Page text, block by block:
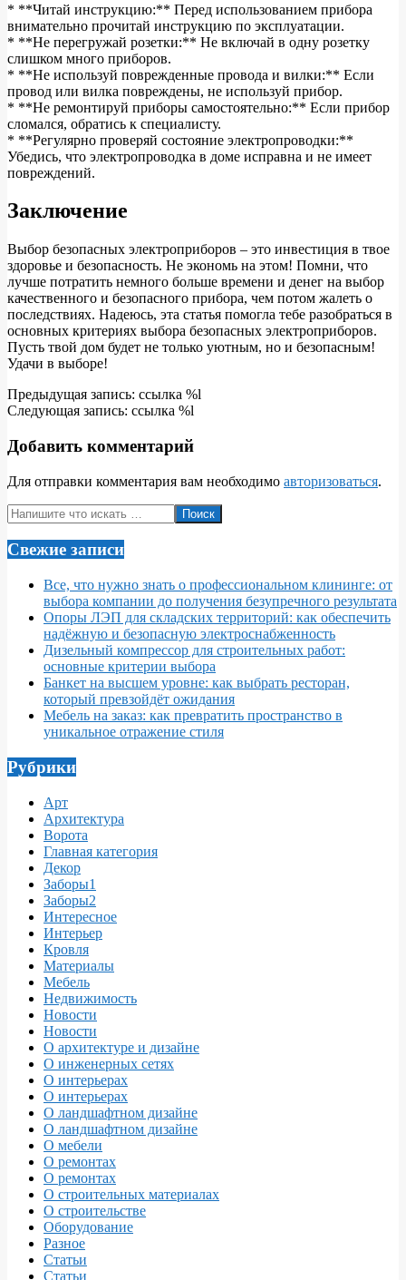
* **Читай инструкцию:** Перед использованием прибора
внимательно прочитай инструкцию по эксплуатации.
* **Не перегружай розетки:** Не включай в одну розетку
слишком много приборов.
* **Не используй поврежденные провода и вилки:** Если
провод или вилка повреждены, не используй прибор.
* **Не ремонтируй приборы самостоятельно:** Если прибор
сломался, обратись к специалисту.
* **Регулярно проверяй состояние электропроводки:**
Убедись, что электропроводка в доме исправна и не имеет
повреждений.
Заключение
Выбор безопасных электроприборов – это инвестиция в твое
здоровье и безопасность. Не экономь на этом! Помни, что
лучше потратить немного больше времени и денег на выбор
качественного и безопасного прибора, чем потом жалеть о
последствиях. Надеюсь, эта статья помогла тебе разобраться в
основных критериях выбора безопасных электроприборов.
Пусть твой дом будет не только уютным, но и безопасным!
Удачи в выборе!
2025-
05-
Предыдущая запись: ссылка %l
Следующая запись: ссылка %l
Добавить комментарий
Для отправки комментария вам необходимо авторизоваться.
Поиск
Свежие записи
Все, что нужно знать о профессиональном клининге: от
выбора компании до получения безупречного результата
Опоры ЛЭП для складских территорий: как обеспечить
надёжную и безопасную электроснабженность
Дизельный компрессор для строительных работ:
основные критерии выбора
Банкет на высшем уровне: как выбрать ресторан,
который превзойдёт ожидания
Мебель на заказ: как превратить пространство в
уникальное отражение стиля
Рубрики
Арт
Архитектура
Ворота
Главная категория
Декор
Заборы1
Заборы2
Интересное
Интерьер
Кровля
Материалы
Мебель
Недвижимость
Новости
Новости
О архитектуре и дизайне
О инженерных сетях
О интерьерах
О интерьерах
О ландшафтном дизайне
О ландшафтном дизайне
О мебели
О ремонтах
О ремонтах
О строительных материалах
О строительстве
Оборудование
Разное
Статьи
Статьи